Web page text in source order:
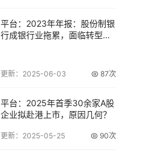
平台：2023年年报：股份制银
行成银行业拖累，面临转型压
更新：2025-06-03 87次
平台：2025年首季30余家A股
企业拟赴港上市，原因几何？
更新：2025-05-25 90次